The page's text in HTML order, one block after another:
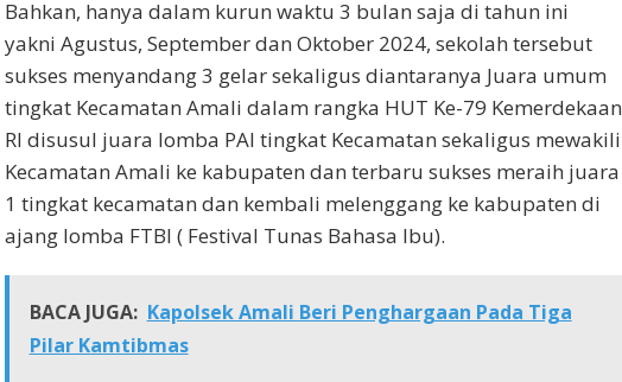
Bahkan, hanya dalam kurun waktu 3 bulan saja di tahun ini
yakni Agustus, September dan Oktober 2024, sekolah tersebut
sukses menyandang 3 gelar sekaligus diantaranya Juara umum
tingkat Kecamatan Amali dalam rangka HUT Ke-79 Kemerdekaan
RI disusul juara lomba PAI tingkat Kecamatan sekaligus mewakili
Kecamatan Amali ke kabupaten dan terbaru sukses meraih juara
1 tingkat kecamatan dan kembali melenggang ke kabupaten di
ajang lomba FTBI ( Festival Tunas Bahasa Ibu).
BACA JUGA: Kapolsek Amali Beri Penghargaan Pada Tiga
Pilar Kamtibmas